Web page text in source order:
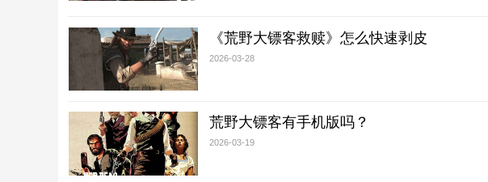
《荒野大镖客救赎》怎么快速剥皮
2026-03-28
荒野大镖客有手机版吗？
2026-03-19